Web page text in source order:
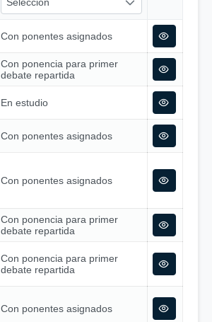
Selección
Con ponentes asignados
Con ponencia para primer
debate repartida
En estudio
Con ponentes asignados
Con ponentes asignados
Con ponencia para primer
debate repartida
Con ponencia para primer
debate repartida
Con ponentes asignados